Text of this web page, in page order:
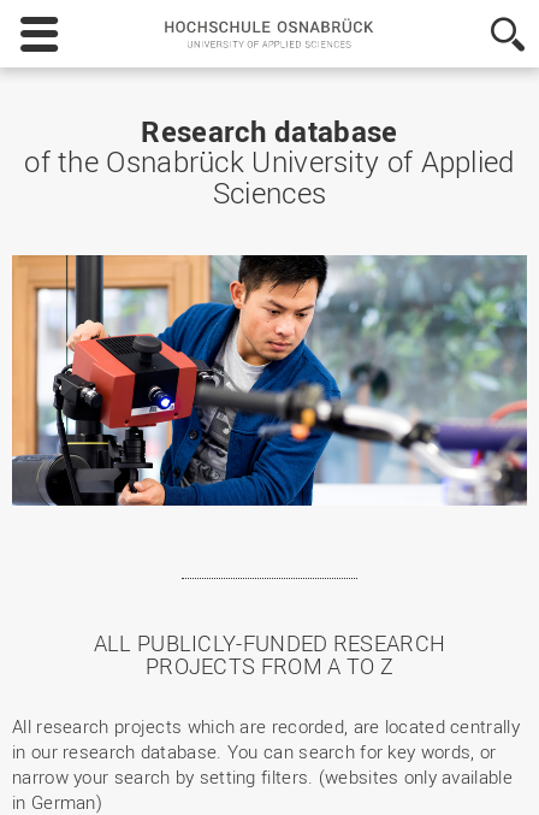
Hochschule
Osnabrück
-
Sciences
Research database
of the Osnabrück University of Applied
Sciences
ALL PUBLICLY-FUNDED RESEARCH
PROJECTS FROM A TO Z
All research projects which are recorded, are located centrally
in our research database. You can search for key words, or
narrow your search by setting filters. (websites only available
in German)